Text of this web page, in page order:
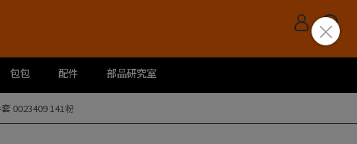
包包 配件 部品研究室
0023409 141粉